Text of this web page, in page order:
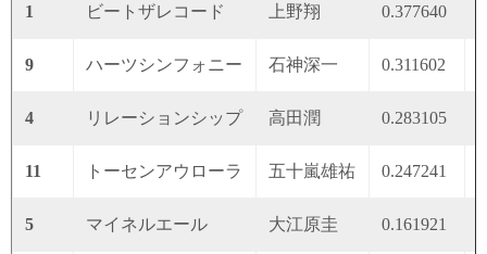
1 ビートザレコード 上野翔 0.377640
9 ハーツシンフォニー 石神深一 0.311602
4 リレーションシップ 高田潤 0.283105
11 トーセンアウローラ 五十嵐雄祐 0.247241
5 マイネルエール 大江原圭 0.161921